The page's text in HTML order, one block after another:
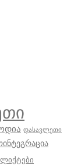
დასავლეთი